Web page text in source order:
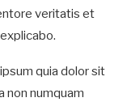
veritatis et
quia dolor sit
non numquam